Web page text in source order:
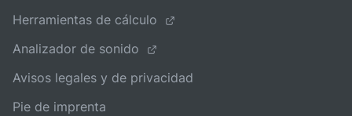
Herramientas de cálculo
Analizador de sonido
Avisos legales y de privacidad
Pie de imprenta